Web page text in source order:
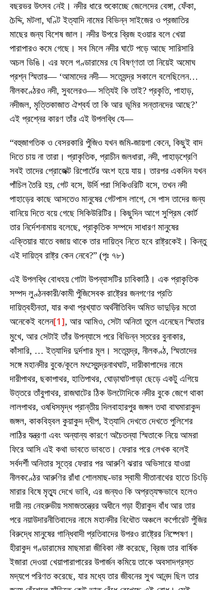
বছরভর উৎসব নেই। নদীর ধারে শুকোচ্ছে জেলেদের বেঙ্গা, ফেঁকা,
চৈদ্দি, মটলা, ঘণ্টি ইত্যাদি নামের বিভিন্ন সাইজের ও প্রজাতির
মাছের জন্য বিশেষ জাল। নদীর উপরে ব্রিজ হওয়ার বলে খেয়া
পারাপারও কমে গেছে। সব মিলে নদীর ঘাটে পড়ে আছে সারিসারি
অচল ডিঙি। এর ফলে গণ্ডারামের যে বিষণ্ণতা তা নিয়েই অমোঘ
প্রশ্ন স্মিতার— ‘আমাদের নদী— সত্যেন্দ্র সকালে বলেছিলেন…
নীলকণ্ঠেরও নদী, সুবলেরও— সত্যিই কি তাই? প্রকৃতি, পাহাড়,
নদীজল, মৃত্তিকাজাত ঐশ্বর্য তা কি আর ভূমির সন্তানদের আছে?’
এই প্রশ্নের কারণ তাঁর এই উপলব্ধি যে—
“বহুজাগতিক ও বেসরকারি পুঁজিও যখন জমি-জায়গা কেনে, কিছুই বাদ
দিতে চায় না তারা। প্রাকৃতিক, প্রাচীন জলধারা, নদী, পাহাড়শ্রেণি
সবই তাদের প্রোজেক্ট রিপোর্টের অংশ হয়ে যায়। তারপর একদিন যখন
পাঁচিল তৈরি হয়, গেট বসে, উর্দি পরা সিকিওরিটি বসে, তখন নদী
পাহাড়ের কাছে আসতেও মানুষের গেটপাস লাগে, সে পাস তাদের জন্য
বানিয়ে দিতে বয়ে গেছে সিকিউরিটির। কিছুদিন আগে সুপ্রিম কোর্ট
তার নির্দেশনামায় বলেছে, প্রাকৃতিক সম্পদে সাধারণ মানুষের
এক্তিয়ার যাতে বজায় থাকে তার দায়িত্ব নিতে হবে রাষ্ট্রকেই। কিন্তু
এই দায়িত্ব রাষ্ট্র কেন নেবে?” (পৃঃ ৭৮)
এই উপলব্ধি বোধহয় গোটা উপন্যাসটির চাবিকাঠি। এক প্রাকৃতিক
সম্পদ লুণ্ঠনকারী/কামী পুঁজিসেবক রাষ্ট্রের জনগণের প্রতি
দায়িত্বহীনতা, যার কথা প্রখ্যাত অর্থনীতিবিদ অমিত ভাদুড়ির মতো
অনেকেই বলেন[1], আর আমিও, সেটা অনিতা তুলে এনেছেন স্মিতার
মুখে, আর সেটাই তাঁর উপন্যাসে পরে বিভিন্ন স্তরের বুনাকার,
কাঁসারি, … ইত্যাদির দুর্দশার মূল। সত্যেন্দ্র, নীলকণ্ঠ, স্মিতাদের
সঙ্গে মহানদীর বুকে/কূলে মৎস্যেন্দ্রনাথঘাট, দারীকাপাদের নামে
দারীপাথর, ছকাপাথর, হাতিপাথর, ঘোড়াঘাটপাড়া ছেড়ে একটু এগিয়ে
উত্তরে তাঁবুপাথর, রাজঘাটের ঠিক উলটোদিকে নদীর বুকে জেগে থাকা
লালপাথর, ওষধিসমৃদ্ধ প্রান্তীয় দিলবাহারপুর জঙ্গল তথা বাঘমারাকুদ
জঙ্গল, কাকবিহ্বল কুয়াকুদ দ্বীপ, ইত্যাদি দেখতে দেখতে পুলিশের
লাঠির যন্ত্রণা এবং অন্যান্য কারণে অচৈতন্যা স্মিতাকে নিয়ে আমরা
ফিরে আসি এই কথা ভাবতে ভাবতে। ফেরার পরে লেখক বলেই
সর্বদর্শী অনিতার সূত্রে ফেরার পর আরুণি ঝরার অভিসারে যাওয়া
নীলকণ্ঠের আরুণির রাঁধা শোলমাছ-ভার স্বামী সীতানাথের হাতে চিংড়ি
মারার বিষে মৃত্যু দেখে ভাবি, এর জন্যও কি অপ্রত্যক্ষভাবে হলেও
দায়ী নয় নেহরুভীয় সমাজতন্ত্রের অধীনে গড়া হীরাকুদ বাঁধ আর তার
পরে নয়াউদারনীতিবাদের নামে মহানদীর বিধৌত অঞ্চলে কর্পোরেট পুঁজির
বিরুদ্ধে মানুষের গান্ধিবাদী প্রতিবাদের উপরও রাষ্ট্রের নিষ্পেষণ।
হীরাকুদ গণ্ডারামের মাছমারা জীবিকা নষ্ট করেছে, ব্রিজ তার বার্ষিক
ইজারা দেওয়া খেয়াপারাপারের উপার্জন কমিয়ে তাকে অবসাদগ্রস্ত
মদ্যপে পরিণত করেছে, যার মধ্যে তার জীবনের সুখ আনন্দ ছিল তার